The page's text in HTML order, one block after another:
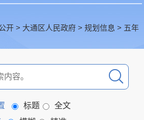
开 > 大通区人民政府 > 规划信息 > 五年
标题
全文